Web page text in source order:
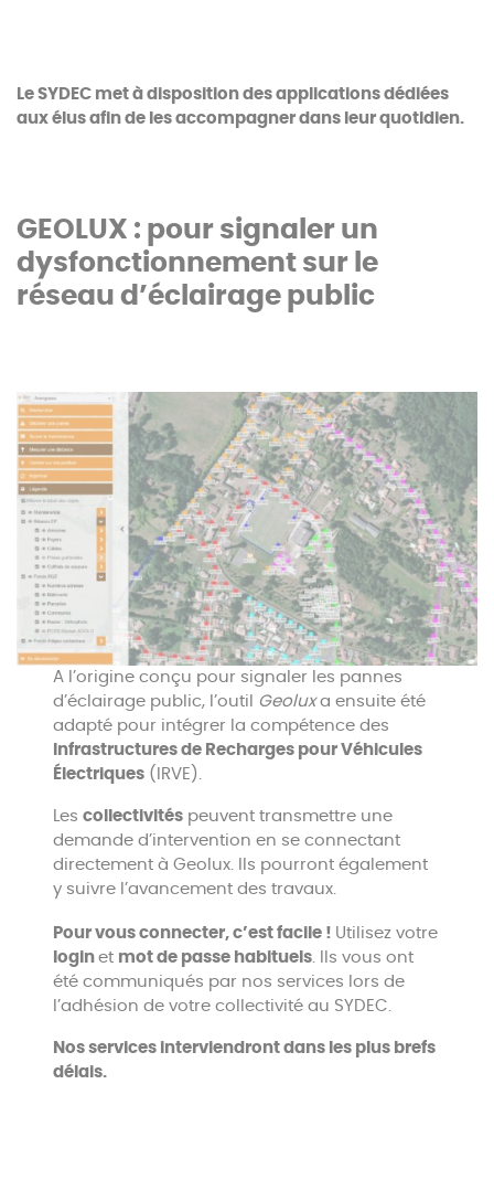
Le SYDEC met à disposition des applications dédiées
aux élus afin de les accompagner dans leur quotidien.
GEOLUX : pour signaler un
dysfonctionnement sur le
réseau d’éclairage public
A l’origine conçu pour signaler les pannes
d’éclairage public, l’outil
Geoluxa ensuite été
adapté pour intégrer la compétence des
Infrastructures de Recharges pour Véhicules
Électriques (IRVE).
Lescollectivités peuvent transmettre une
demande d’intervention en se connectant
directement à Geolux. Ils pourront également
y suivre l’avancement des travaux.
Pour vous connecter, c’est facile ! Utilisez votre
loginet mot de passe habituels . Ils vous ont
été communiqués par nos services lors de
l’adhésion de votre collectivité au SYDEC.
Nos services interviendront dans les plus brefs
délais.